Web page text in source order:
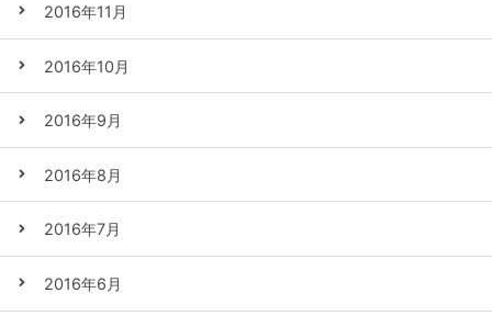
2016年11月
2016年10月
2016年9月
2016年8月
2016年7月
2016年6月